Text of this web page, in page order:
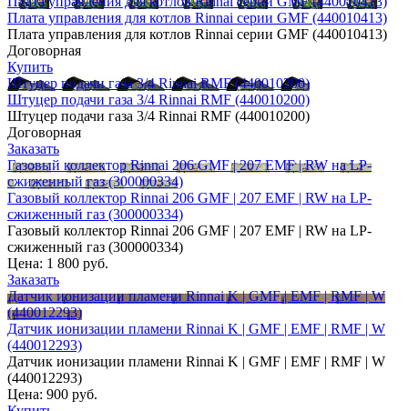
Плата управления для котлов Rinnai серии GMF (440010413)
Плата управления для котлов Rinnai серии GMF (440010413)
Договорная
Купить
Штуцер подачи газа 3/4 Rinnai RMF (440010200)
Штуцер подачи газа 3/4 Rinnai RMF (440010200)
Штуцер подачи газа 3/4 Rinnai RMF (440010200)
Договорная
Заказать
Газовый коллектор Rinnai 206 GMF | 207 EMF | RW на LP-
сжиженный газ (300000334)
Газовый коллектор Rinnai 206 GMF | 207 EMF | RW на LP-
сжиженный газ (300000334)
Газовый коллектор Rinnai 206 GMF | 207 EMF | RW на LP-
сжиженный газ (300000334)
Цена: 1 800 руб.
Заказать
Датчик ионизации пламени Rinnai K | GMF | EMF | RMF | W
(440012293)
Датчик ионизации пламени Rinnai K | GMF | EMF | RMF | W
(440012293)
Датчик ионизации пламени Rinnai K | GMF | EMF | RMF | W
(440012293)
Цена: 900 руб.